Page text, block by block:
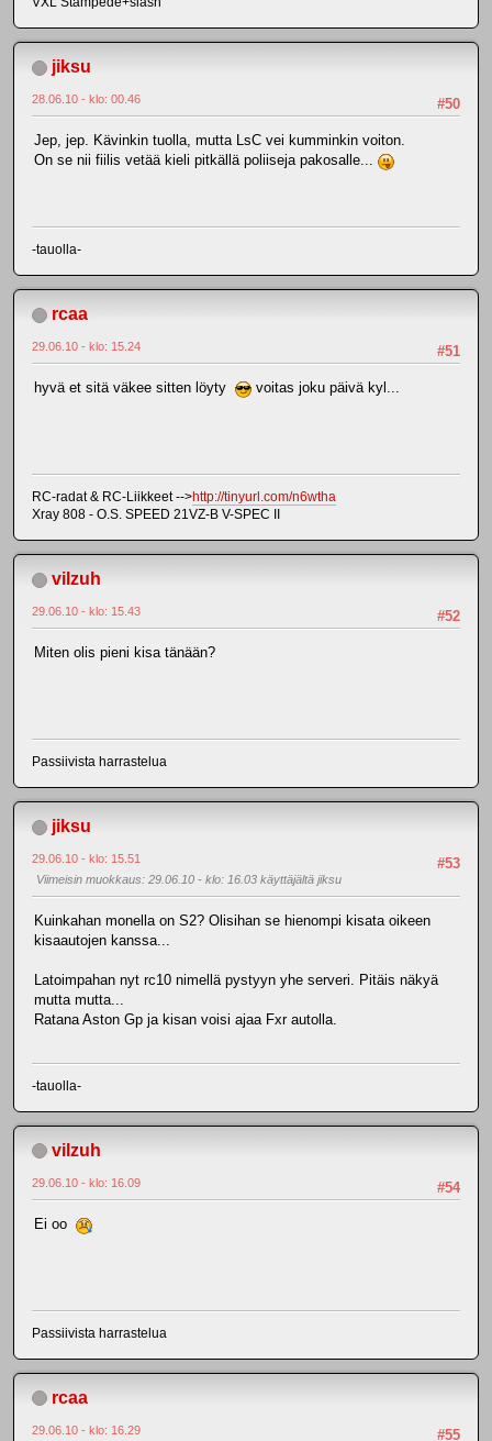
jiksu
#50
28.06.10 - klo: 00.46
Jep, jep. Kävinkin tuolla, mutta LsC vei kumminkin voiton.
On se nii fiilis vetää kieli pitkällä poliiseja pakosalle...
-tauolla-
rcaa
#51
29.06.10 - klo: 15.24
hyvä et sitä väkee sitten löyty voitas joku päivä kyl...
RC-radat & RC-Liikkeet -->http://tinyurl.com/n6wtha
Xray 808 - O.S. SPEED 21VZ-B V-SPEC II
vilzuh
#52
29.06.10 - klo: 15.43
Miten olis pieni kisa tänään?
Passiivista harrastelua
jiksu
#53
29.06.10 - klo: 15.51
Viimeisin muokkaus: 29.06.10 - klo: 16.03 käyttäjältä jiksu
Kuinkahan monella on S2? Olisihan se hienompi kisata oikeen
kisaautojen kanssa...
Latoimpahan nyt rc10 nimellä pystyyn yhe serveri. Pitäis näkyä
mutta mutta...
Ratana Aston Gp ja kisan voisi ajaa Fxr autolla.
-tauolla-
vilzuh
#54
29.06.10 - klo: 16.09
Ei oo
Passiivista harrastelua
rcaa
#55
29.06.10 - klo: 16.29